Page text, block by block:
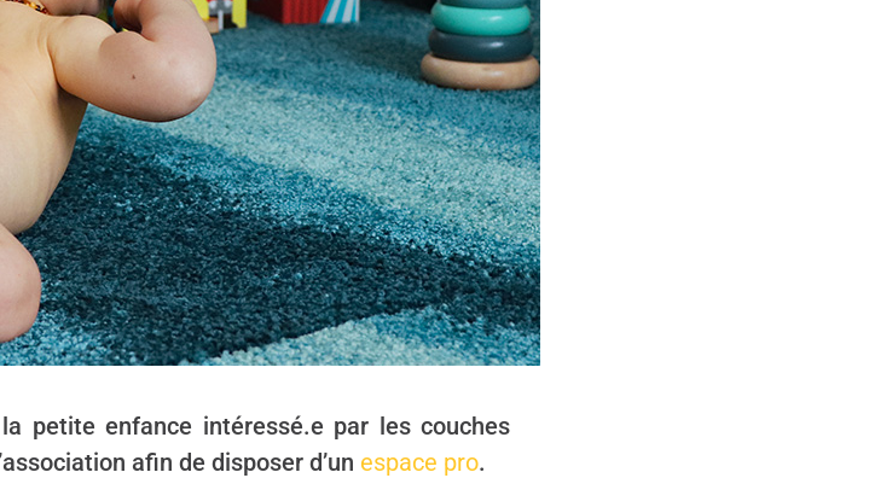
petite enfance intéressé.e par les couches
afin de disposer d’un espace pro.